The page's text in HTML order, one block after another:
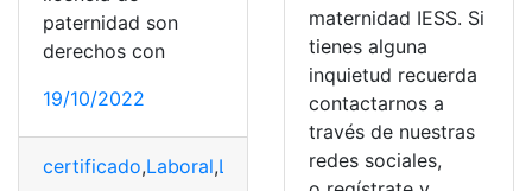
paternidad son
derechos con
19/10/2022
certificado,Laboral,Licencia Maternidad,Médicos
maternidad IESS. Si
tienes alguna
inquietud recuerda
contactarnos a
través de nuestras
redes sociales,